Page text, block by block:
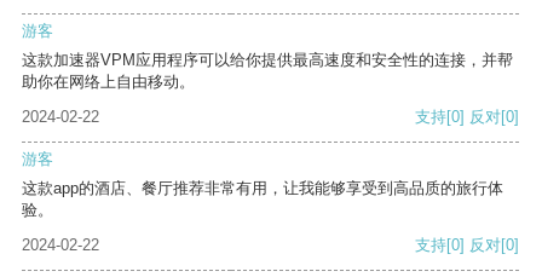
游客
这款加速器VPM应用程序可以给你提供最高速度和安全性的连接，并帮
助你在网络上自由移动。
2024-02-22
支持[0] 反对[0]
游客
这款app的酒店、餐厅推荐非常有用，让我能够享受到高品质的旅行体
验。
2024-02-22
支持[0] 反对[0]